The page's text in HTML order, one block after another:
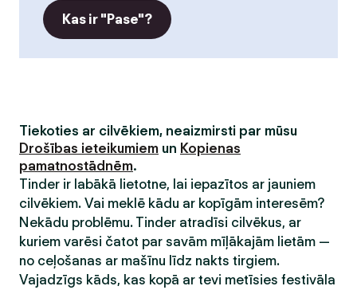
Kas ir "Pase"?
Tiekoties ar cilvēkiem, neaizmirsti par mūsu
Drošības ieteikumiem un Kopienas
pamatnostādnēm.
Tinder ir labākā lietotne, lai iepazītos ar jauniem
cilvēkiem. Vai meklē kādu ar kopīgām interesēm?
Nekādu problēmu. Tinder atradīsi cilvēkus, ar
kuriem varēsi čatot par savām mīļākajām lietām —
no ceļošanas ar mašīnu līdz nakts tirgiem.
Vajadzīgs kāds, kas kopā ar tevi metīsies festivāla